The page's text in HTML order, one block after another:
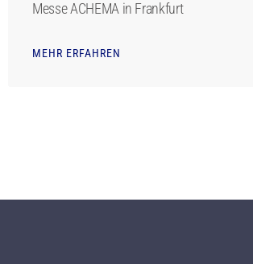
Messe ACHEMA in Frankfurt
MEHR ERFAHREN